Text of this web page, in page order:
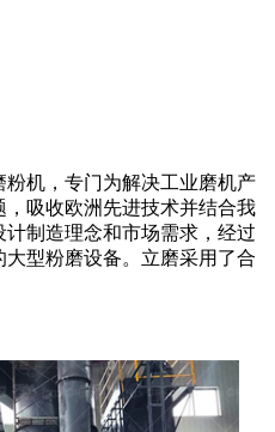
机，专门为解决工业磨机产
吸收欧洲先进技术并结合我
制造理念和市场需求，经过
型粉磨设备。立磨采用了合